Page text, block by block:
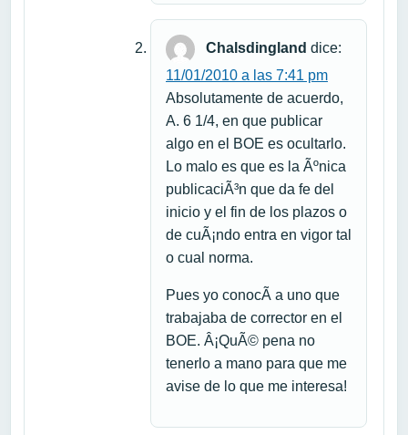
Chalsdingland dice:
11/01/2010 a las 7:41 pm
Absolutamente de acuerdo,
A. 6 1/4, en que publicar
algo en el BOE es ocultarlo.
Lo malo es que es la Ãºnica
publicaciÃ³n que da fe del
inicio y el fin de los plazos o
de cuÃ¡ndo entra en vigor tal
o cual norma.
Pues yo conocÃ­ a uno que
trabajaba de corrector en el
BOE. Â¡QuÃ© pena no
tenerlo a mano para que me
avise de lo que me interesa!